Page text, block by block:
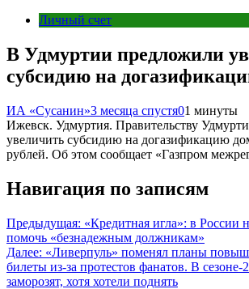
Личный счет
В Удмуртии предложили
субсидию на
ИА «Сусанин»3 месяца спустя01 минуты
Ижевск. Удмуртия. Правительству
увеличить субсидию на догазификацию
рублей. Об этом сообщает «Газпром
Навигация по записям
Предыдущая: «Кредитная игла»: в России
помочь «безнадежным должникам»
Далее: «Ливерпуль» поменял планы
билеты из-за протестов фанатов. В
заморозят, хотя хотели поднять